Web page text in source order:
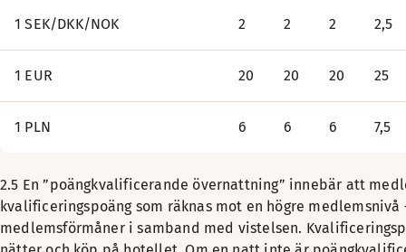
1 SEK/DKK/NOK 2 2 2 2,5
1 EUR 20 20 20 25
1 PLN 6 6 6 7,5
2.5 En ”poängkvalificerande övernattning” innebär att
kvalificeringspoäng som räknas mot en högre medlemsnivå
medlemsförmåner i samband med vistelsen.